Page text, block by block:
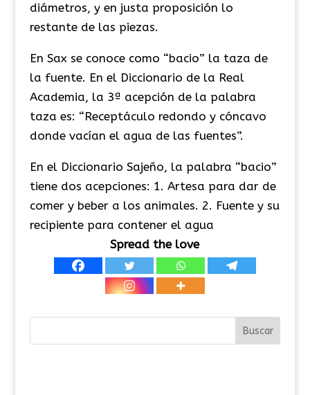
diámetros, y en justa proposición lo
restante de las piezas.
​En Sax se conoce como “bacio” la taza de
la fuente. En el Diccionario de la Real
Academia, la 3ª acepción de la palabra
taza es: “Receptáculo redondo y cóncavo
donde vacían el agua de las fuentes”.
​En el Diccionario Sajeño, la palabra “bacio”
tiene dos acepciones: 1. Artesa para dar de
comer y beber a los animales. 2. Fuente y su
recipiente para contener el agua
Spread the love